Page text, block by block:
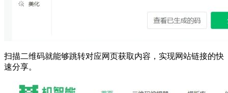
扫描二维码就能够跳转对应网页获取内容，实现网站链接的快
速分享。